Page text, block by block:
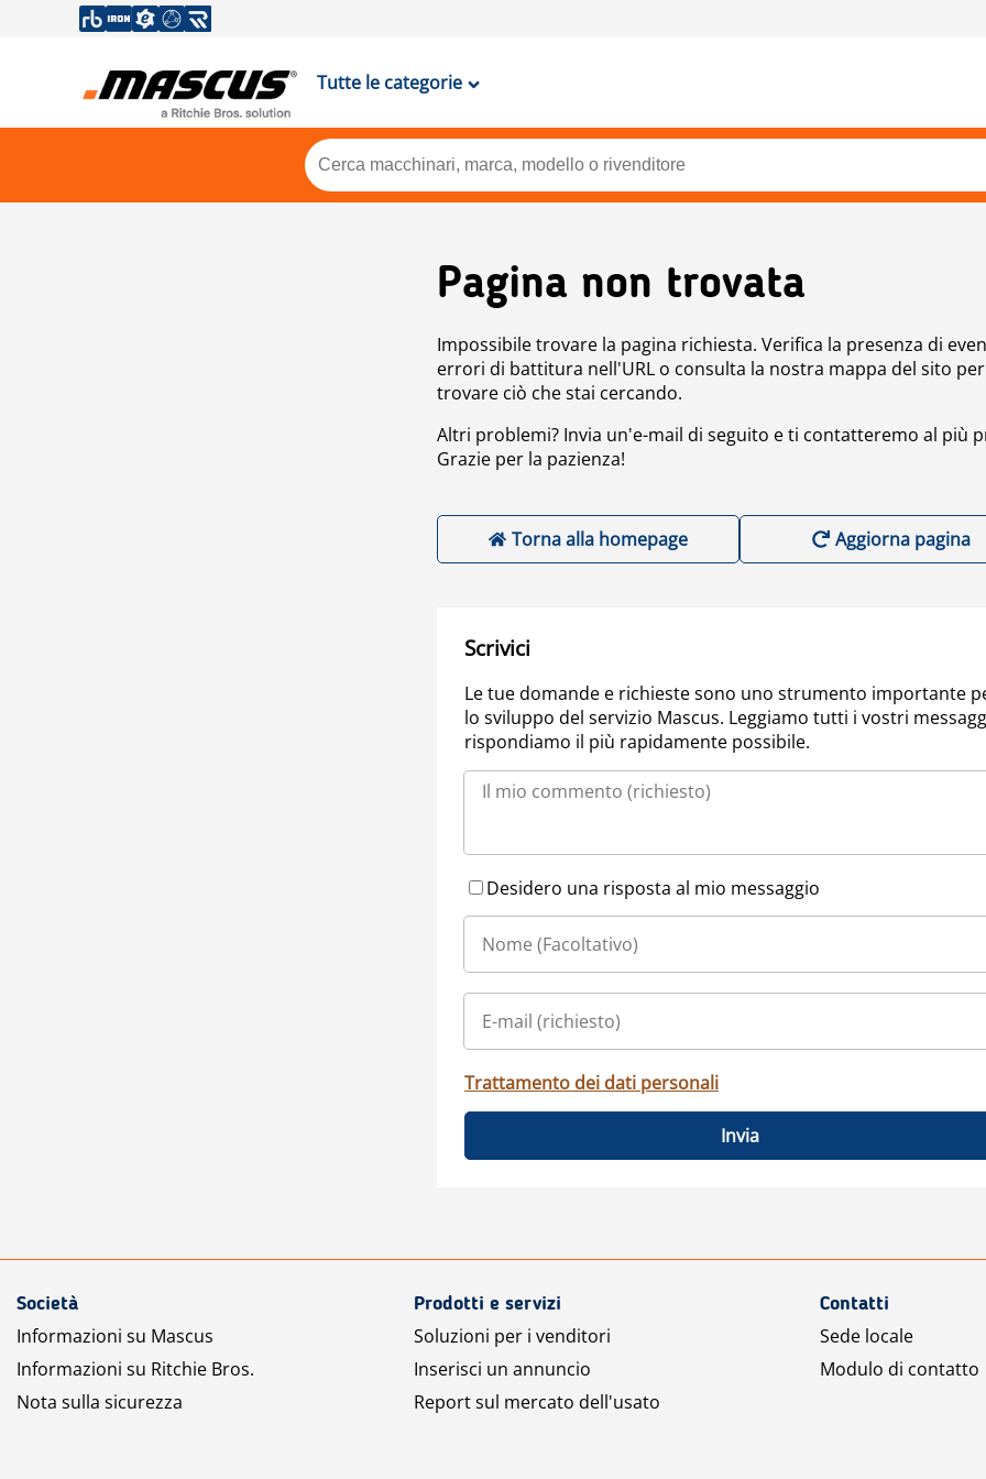
Tutte le categorie
Pagina non trovata
Impossibile trovare la pagina richiesta. Verifica la presenza di
errori di battitura nell'URL o consulta la nostra mappa del sito per
trovare ciò che stai cercando.
Altri problemi? Invia un'e-mail di seguito e ti contatteremo al più
Grazie per la pazienza!
Torna alla homepage Aggiorna pagina
Scrivici
Le tue domande e richieste sono uno strumento importante
lo sviluppo del servizio Mascus. Leggiamo tutti i vostri
rispondiamo il più rapidamente possibile.
Desidero una risposta al mio messaggio
Trattamento dei dati personali
Invia
Società
Informazioni su Mascus
Informazioni su Ritchie Bros.
Nota sulla sicurezza
Prodotti e servizi
Soluzioni per i venditori
Inserisci un annuncio
Report sul mercato dell'usato
Contatti
Sede locale
Modulo di contatto